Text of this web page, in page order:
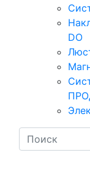
DO